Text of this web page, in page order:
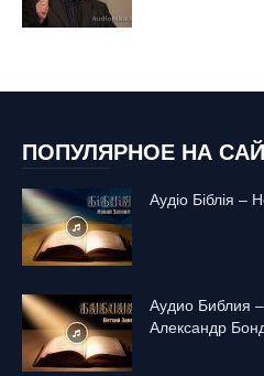
ПОПУЛЯРНОЕ НА
Аудіо Біблія –
Аудио Библия –
Александр